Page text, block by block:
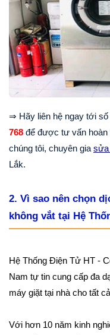
⇒ Hãy liên hệ ngay tới số
768 để được tư vấn hoàn
chúng tôi, chuyên gia sửa
Lắk.
2. Vì sao nên chọn
không vắt tại Hệ
Hệ Thống Điện Tử HT -
Nam tự tin cung cấp đa
máy giặt tại nhà cho tất
Với hơn 10 năm kinh